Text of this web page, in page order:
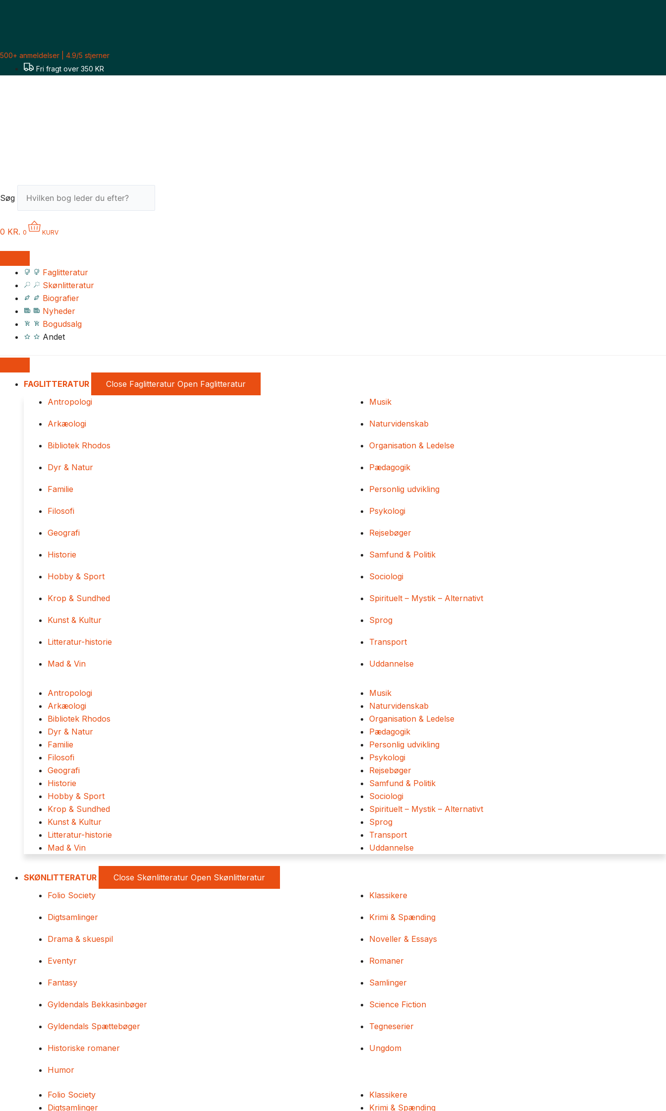
500+ anmeldelser | 4.9/5 stjerner
Fri fragt over 350 KR
Søg
0 KR. 0 KURV
Faglitteratur
Skønlitteratur
Biografier
Nyheder
Bogudsalg
Andet
FAGLITTERATUR Close Faglitteratur Open Faglitteratur
Antropologi
Arkæologi
Bibliotek Rhodos
Dyr & Natur
Familie
Filosofi
Geografi
Historie
Hobby & Sport
Krop & Sundhed
Kunst & Kultur
Litteratur-historie
Mad & Vin
Musik
Naturvidenskab
Organisation & Ledelse
Pædagogik
Personlig udvikling
Psykologi
Rejsebøger
Samfund & Politik
Sociologi
Spirituelt – Mystik – Alternativt
Sprog
Transport
Uddannelse
Antropologi
Arkæologi
Bibliotek Rhodos
Dyr & Natur
Familie
Filosofi
Geografi
Historie
Hobby & Sport
Krop & Sundhed
Kunst & Kultur
Litteratur-historie
Mad & Vin
Musik
Naturvidenskab
Organisation & Ledelse
Pædagogik
Personlig udvikling
Psykologi
Rejsebøger
Samfund & Politik
Sociologi
Spirituelt – Mystik – Alternativt
Sprog
Transport
Uddannelse
SKØNLITTERATUR Close Skønlitteratur Open Skønlitteratur
Folio Society
Digtsamlinger
Drama & skuespil
Eventyr
Fantasy
Gyldendals Bekkasinbøger
Gyldendals Spættebøger
Historiske romaner
Humor
Klassikere
Krimi & Spænding
Noveller & Essays
Romaner
Samlinger
Science Fiction
Tegneserier
Ungdom
Folio Society
Digtsamlinger
Klassikere
Krimi & Spænding